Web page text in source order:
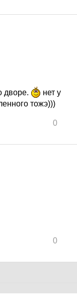
дворе.
нет у
тожэ)))
0
0